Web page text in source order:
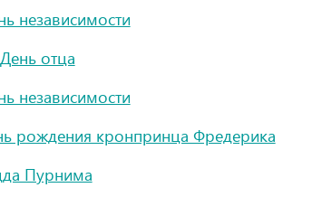
независимости
отца
независимости
рождения кронпринца Фредерика
Пурнима